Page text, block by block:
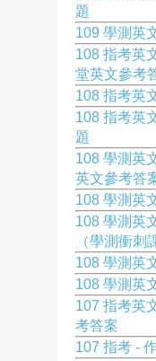
題
109 學測英
108 指考英
堂英文參考
108 指考英
108 指考英
題
108 學測英
英文參考答
108 學測英
108 學測英
（學測衝刺
108 學測英
108 學測英
107 指考英
考答案
107 指考 -